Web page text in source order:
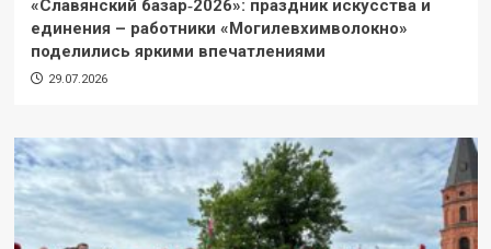
«Славянский базар‑2026»: праздник искусства и
единения – работники «Могилевхимволокно»
поделились яркими впечатлениями
29.07.2026